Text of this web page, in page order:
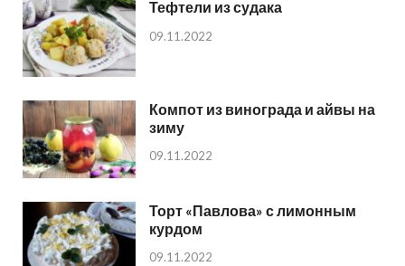
Тефтели из судака
09.11.2022
Компот из винограда и айвы на
зиму
09.11.2022
Торт «Павлова» с лимонным
курдом
09.11.2022